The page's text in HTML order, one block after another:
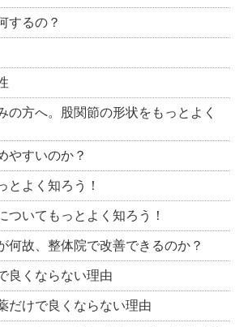
するの？
の方へ。股関節の形状をもっとよく
やすいのか？
とよく知ろう！
ついてもっとよく知ろう！
何故、整体院で改善できるのか？
良くならない理由
だけで良くならない理由